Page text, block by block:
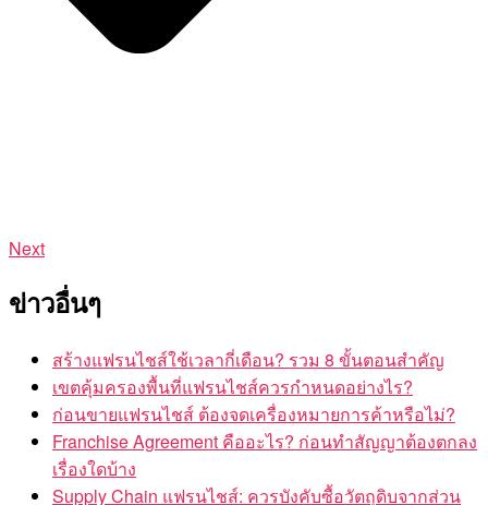
Next
ข่าวอื่นๆ
สร้างแฟรนไชส์ใช้เวลากี่เดือน? รวม 8 ขั้นตอนสำคัญ
เขตคุ้มครองพื้นที่แฟรนไชส์ควรกำหนดอย่างไร?
ก่อนขายแฟรนไชส์ ต้องจดเครื่องหมายการค้าหรือไม่?
Franchise Agreement คืออะไร? ก่อนทำสัญญาต้องตกลง
เรื่องใดบ้าง
Supply Chain แฟรนไชส์: ควรบังคับซื้อวัตถุดิบจากส่วน